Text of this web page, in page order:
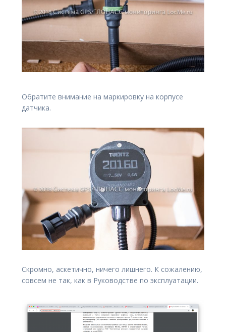
Обратите внимание на маркировку на корпусе
датчика.
Скромно, аскетично, ничего лишнего. К сожалению,
совсем не так, как в Руководстве по эксплуатации.